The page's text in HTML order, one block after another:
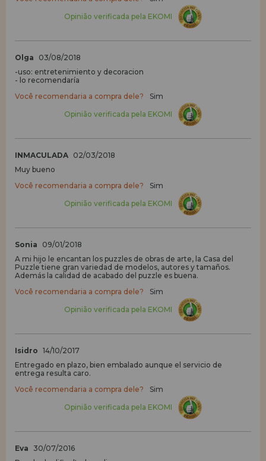
Opinião verificada pela EKOMI
Olga
03/08/2018
-uso: entretenimiento y decoracion
- lo recomendaría
Você recomendaria a compra dele?
Sim
Opinião verificada pela EKOMI
INMACULADA 02/03/2018
Muy bueno
Você recomendaria a compra dele?
Sim
Opinião verificada pela EKOMI
Sonia
09/01/2018
A mi hijo le encantan los puzzles de obras de arte, la Casa del
Puzzle tiene gran variedad de modelos, autores y tamaños.
Además la calidad de acabado del puzzle es buena.
Você recomendaria a compra dele?
Sim
Opinião verificada pela EKOMI
Isidro 14/10/2017
Entregado en plazo, bien embalado aunque el servicio de
entrega resulta caro.
Você recomendaria a compra dele?
Sim
Opinião verificada pela EKOMI
Eva
30/07/2016